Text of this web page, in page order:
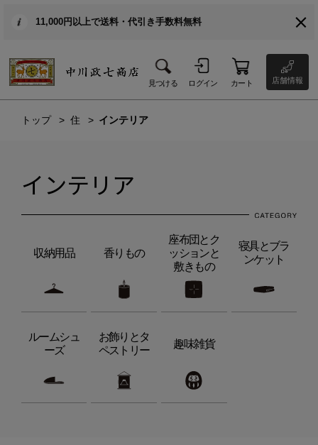
11,000円以上で送料・代引き手数料無料
見つける ログイン カート 店舗情報
トップ 住 インテリア
インテリア
収納用品 香りもの
座布団とク
ッションと
敷きもの
寝具とブラ
ンケット
ルームシュ
ーズ
お飾りとタ
ペストリー
趣味雑貨